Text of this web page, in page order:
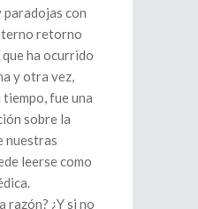
paradojas con
retorno
ha ocurrido
y otra vez,
fue una
sobre la
nuestras
leerse como
razón? ¿Y si no